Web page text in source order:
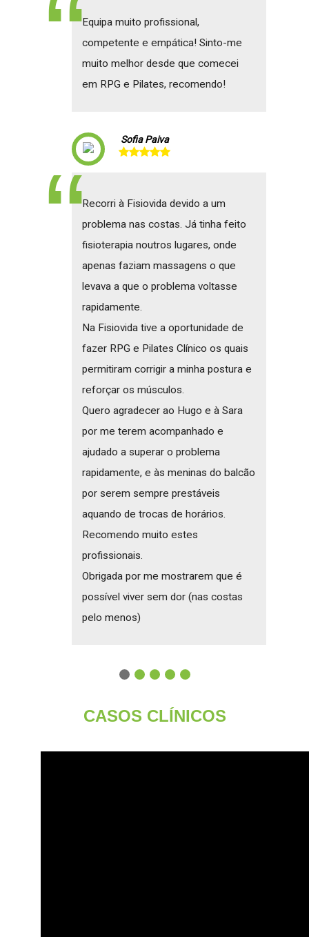
Equipa muito profissional,
competente e empática! Sinto-me
muito melhor desde que comecei
em RPG e Pilates, recomendo!
Sofia Paiva
Recorri à Fisiovida devido a um
problema nas costas. Já tinha feito
fisioterapia noutros lugares, onde
apenas faziam massagens o que
levava a que o problema voltasse
rapidamente.
Na Fisiovida tive a oportunidade de
fazer RPG e Pilates Clínico os quais
permitiram corrigir a minha postura e
reforçar os músculos.
Quero agradecer ao Hugo e à Sara
por me terem acompanhado e
ajudado a superar o problema
rapidamente, e às meninas do balcão
por serem sempre prestáveis
aquando de trocas de horários.
Recomendo muito estes
profissionais.
Obrigada por me mostrarem que é
possível viver sem dor (nas costas
pelo menos)
CASOS CLÍNICOS